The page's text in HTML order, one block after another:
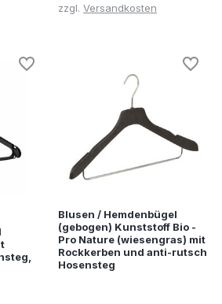
zzgl. Versandkosten
Blusen / Hemdenbügel
(gebogen) Kunststoff Bio -
Pro Nature (wiesengras) mit
Rockkerben und anti-rutsch
Hosensteg